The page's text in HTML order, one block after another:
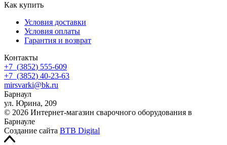
Как купить
Условия доставки
Условия оплаты
Гарантия и возврат
Контакты
+7 (3852) 555-609
+7 (3852) 40-23-63
mirsvarki@bk.ru
Барнаул
ул. Юрина, 209
© 2026 Интернет-магазин сварочного оборудования в
Барнауле
Создание сайта BTB Digital